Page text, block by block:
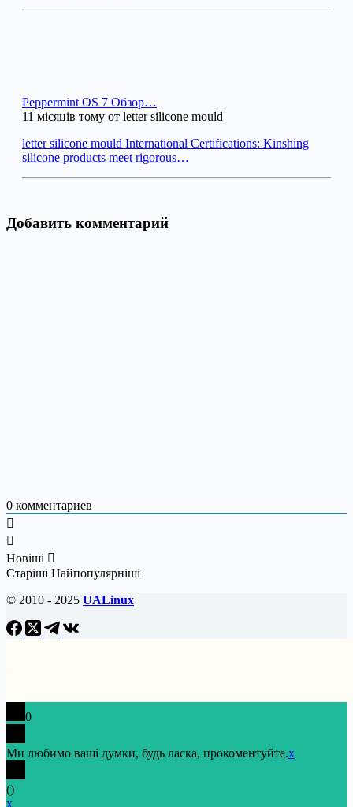
Peppermint OS 7 Обзор…
11 місяців тому от letter silicone mould
letter silicone mould International Certifications: Kinshing
silicone products meet rigorous…
Добавить комментарий
0 комментариев
Новіші
Старіші Найпопулярніші
© 2010 - 2025 UALinux
0
Ми любимо ваші думки, будь ласка, прокоментуйте.x
()
x